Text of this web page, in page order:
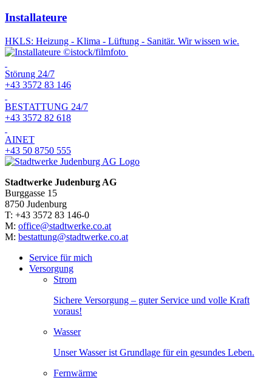
Installateure
HKLS: Heizung - Klima - Lüftung - Sanitär. Wir wissen wie.
©istock/filmfoto
Störung 24/7
+43 3572 83 146
BESTATTUNG 24/7
+43 3572 82 618
AINET
+43 50 8750 555
Stadtwerke Judenburg AG
Burggasse 15
8750 Judenburg
T: +43 3572 83 146-0
M: office@stadtwerke.co.at
M: bestattung@stadtwerke.co.at
Service für mich
Versorgung
Strom
Sichere Versorgung – guter Service und volle Kraft
voraus!
Wasser
Unser Wasser ist Grundlage für ein gesundes Leben.
Fernwärme